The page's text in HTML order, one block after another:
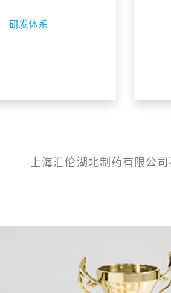
研发体系
上海汇伦⁯湖北制药有限公